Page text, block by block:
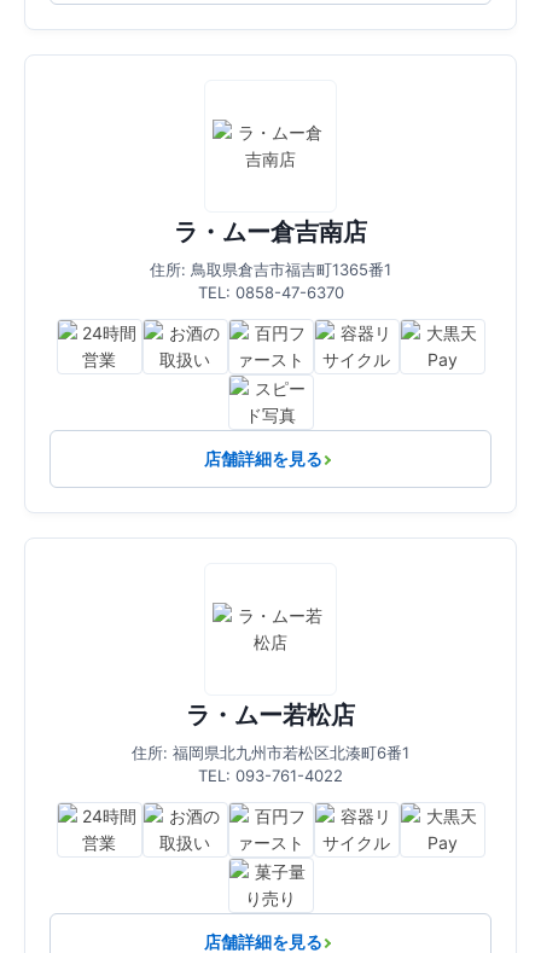
ラ・ムー倉吉南店
住所: 鳥取県倉吉市福吉町1365番1
TEL: 0858-47-6370
店舗詳細を見る
ラ・ムー若松店
住所: 福岡県北九州市若松区北湊町6番1
TEL: 093-761-4022
店舗詳細を見る